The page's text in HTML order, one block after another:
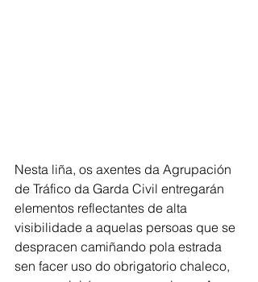
Nesta liña, os axentes da Agrupación
de Tráfico da Garda Civil entregarán
elementos reflectantes de alta
visibilidade a aquelas persoas que se
despracen camiñando pola estrada
sen facer uso do obrigatorio chaleco,